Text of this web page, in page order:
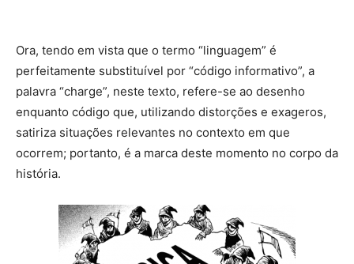
Ora, tendo em vista que o termo “linguagem” é
perfeitamente substituível por “código informativo”, a
palavra “charge”, neste texto, refere-se ao desenho
enquanto código que, utilizando distorções e exageros,
satiriza situações relevantes no contexto em que
ocorrem; portanto, é a marca deste momento no corpo da
história.